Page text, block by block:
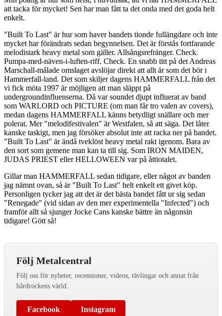
att tacka för mycket! Sen har man fått ta det onda med det goda helt
enkelt.
"Built To Last" är hur som haver bandets tionde fullängdare och inte
mycket har förändrats sedan begynnelsen. Det är förstås fortfarande
melodistark heavy metal som gäller. Allsångsrefränger. Check.
Pumpa-med-näven-i-luften-riff. Check. En snabb titt på det Andreas
Marschall-målade omslaget avslöjar direkt att allt är som det bör i
Hammerfall-land. Det som skiljer dagens HAMMERFALL från det
vi fick möta 1997 är möjligen att man släppt på
undergroundinfluenserna. Då var soundet djupt influerat av band
som WARLORD och PICTURE (om man får tro valen av covers),
medan dagens HAMMERFALL känns betydligt snällare och mer
polerat. Mer "melodifestivalen" är Westfalen, så att säga. Det låter
kanske taskigt, men jag försöker absolut inte att racka ner på bandet.
"Built To Last" är ändå tveklöst heavy metal rakt igenom. Bara av
den sort som gemene man kan ta till sig. Som IRON MAIDEN,
JUDAS PRIEST eller HELLOWEEN var på åttiotalet.
Gillar man HAMMERFALL sedan tidigare, eller något av banden
jag nämnt ovan, så är "Built To Last" helt enkelt ett givet köp.
Personligen tycker jag att det är det bästa bandet fått ur sig sedan
"Renegade" (vid sidan av den mer experimentella "Infected") och
framför allt så sjunger Jocke Cans kanske bättre än någonsin
tidigare! Gött så!
Följ Metalcentral
Följ oss för nyheter, recensioner, videos, tävlingar och annat från
hårdrockens värld.
Facebook Instagram